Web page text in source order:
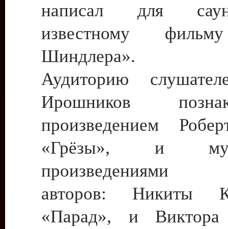
написал для
известному
Шиндлера».
Аудиторию
Ирошников
произведением
«Грёзы», и
произведениями
авторов: Никиты
«Парад», и